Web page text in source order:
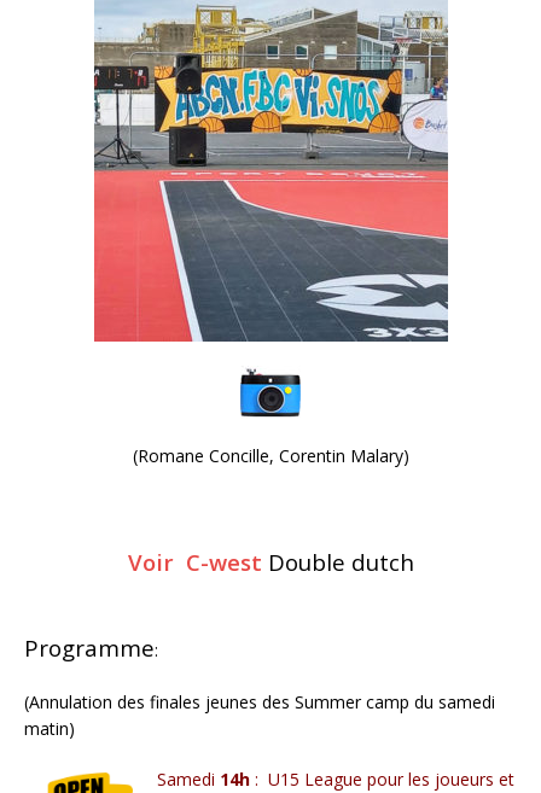
(Romane Concille, Corentin Malary)
Voir C-west Double dutch
Programme:
(Annulation des finales jeunes des Summer camp du samedi
matin)
Samedi 14h : U15 League pour les joueurs et